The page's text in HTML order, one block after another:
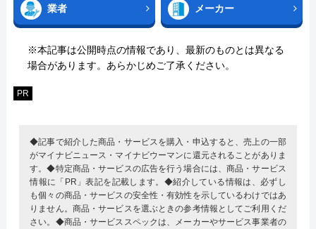
業者 メーカー
※本記事は公開時点の情報であり、最新のものとは異なる
場合があります。あらかじめご了承ください。
PR
◆記事で紹介した商品・サービスを購入・申込すると、売上の一部
がマイナビニュース・マイナビウーマンに還元されることがありま
す。◆特定商品・サービスの広告を行う場合には、商品・サービス
情報に「PR」表記を記載します。◆紹介している情報は、必ずし
も個々の商品・サービスの安全性・有効性を示しているわけではあ
りません。商品・サービスを選ぶときの参考情報としてご利用くだ
さい。◆商品・サービススペックは、メーカーやサービス事業者の